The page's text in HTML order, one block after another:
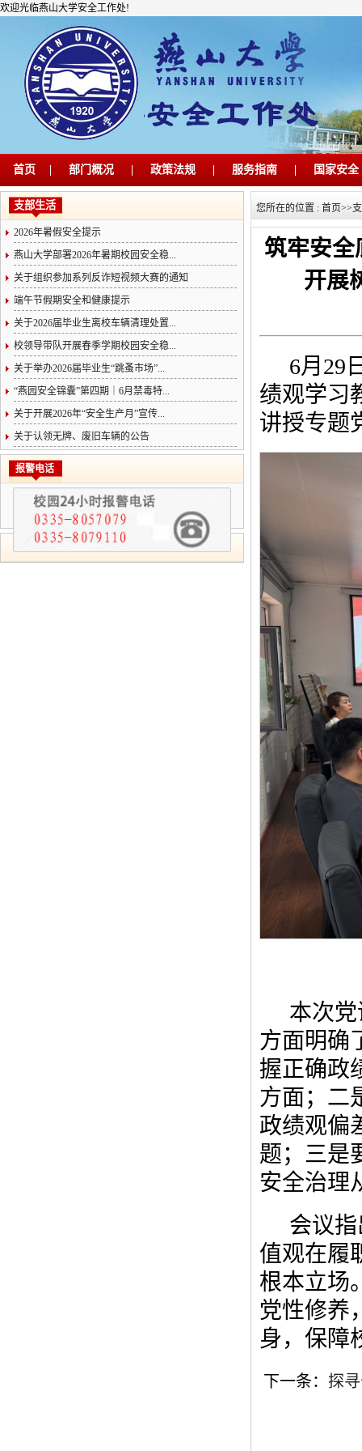
欢迎光临燕山大学安全工作处!
首页 部门概况 政策法规 服务指南 国家安全
支部生活
2026年暑假安全提示
燕山大学部署2026年暑期校园安全稳...
关于组织参加系列反诈短视频大赛的通知
端午节假期安全和健康提示
关于2026届毕业生离校车辆清理处置...
校领导带队开展春季学期校园安全稳...
关于举办2026届毕业生“跳蚤市场”...
“燕园安全锦囊”第四期｜6月禁毒特...
关于开展2026年“安全生产月”宣传...
关于认领无牌、废旧车辆的公告
报警电话
您所在的位置 : 首页>>
筑牢安
开展
6月29
绩观学习
讲授专题
本次
方面明确
握正确政
方面；二
政绩观偏
题；三是
安全治理
会议
值观在履
根本立场
党性修养
身，保障
下一条： 探